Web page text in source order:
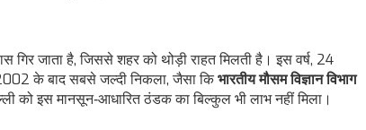
जाता है, जिससे शहर को थोड़ी राहत मिलती है। इस वर्ष, 24
के बाद सबसे जल्दी निकला, जैसा किभारतीय मौसम विज्ञान विभाग
को इस मानसून‑आधारित ठंडक का बिल्कुल भी लाभ नहीं मिला।